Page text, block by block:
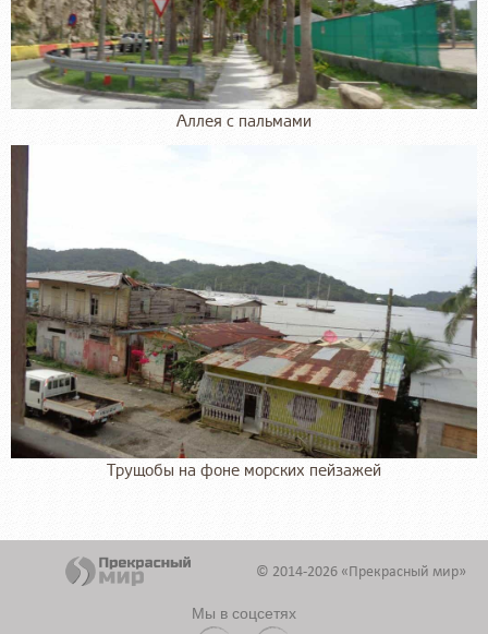
Аллея с пальмами
Трущобы на фоне морских пейзажей
© 2014-2026 «Прекрасный мир»
Мы в соцсетях